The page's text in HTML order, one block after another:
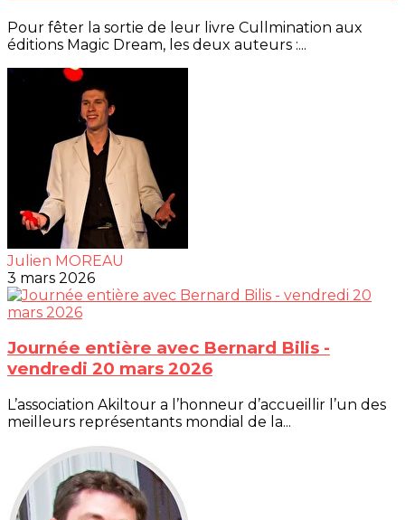
Pour fêter la sortie de leur livre Cullmination aux
éditions Magic Dream, les deux auteurs :...
Julien MOREAU
3 mars 2026
Journée entière avec Bernard Bilis -
vendredi 20 mars 2026
L’association Akiltour a l’honneur d’accueillir l’un des
meilleurs représentants mondial de la...